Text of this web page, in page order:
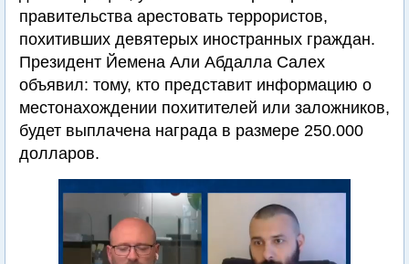
правительства арестовать террористов,
похитивших девятерых иностранных граждан.
Президент Йемена Али Абдалла Салех
объявил: тому, кто представит информацию о
местонахождении похитителей или заложников,
будет выплачена награда в размере 250.000
долларов.